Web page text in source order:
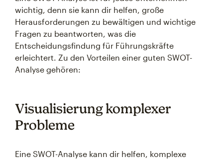
wichtig, denn sie kann dir helfen, große
Herausforderungen zu bewältigen und wichtige
Fragen zu beantworten, was die
Entscheidungsfindung für Führungskräfte
erleichtert. Zu den Vorteilen einer guten SWOT-
Analyse gehören:
Visualisierung komplexer
Probleme
Eine SWOT-Analyse kann dir helfen, komplexe